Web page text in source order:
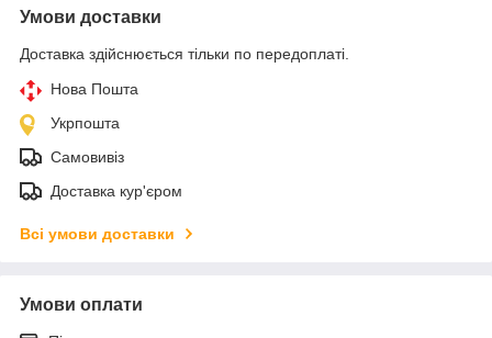
Умови доставки
Доставка здійснюється тільки по передоплаті.
Нова Пошта
Укрпошта
Самовивіз
Доставка кур'єром
Всі умови доставки
Умови оплати